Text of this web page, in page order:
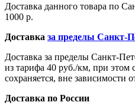
Доставка данного товара по
1000 р.
Доставка за пределы Санкт-
Доставка за пределы Санкт-
из тарифа 40 руб./км, при этом
сохраняется, вне зависимости
Доставка по России